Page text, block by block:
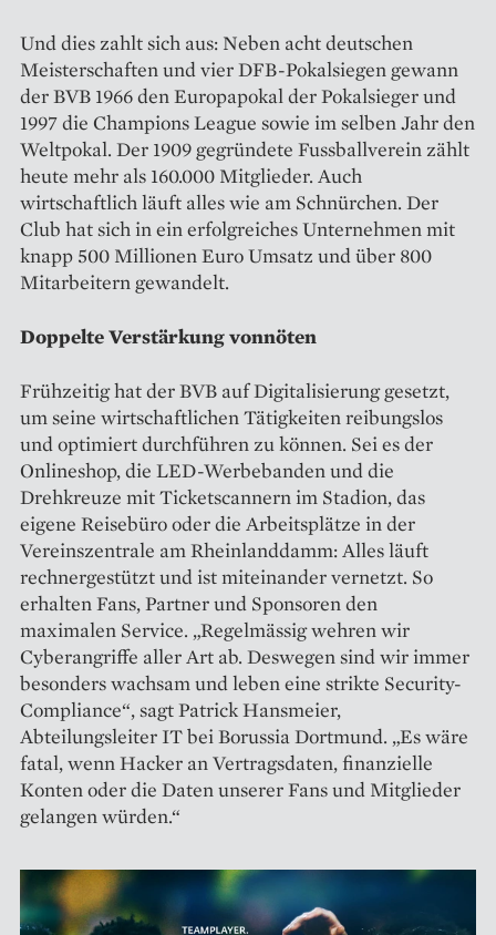
Und dies zahlt sich aus: Neben acht deutschen
Meisterschaften und vier DFB-Pokalsiegen gewann
der BVB 1966 den Europapokal der Pokalsieger und
1997 die Champions League sowie im selben Jahr den
Weltpokal. Der 1909 gegründete Fussballverein zählt
heute mehr als 160.000 Mitglieder. Auch
wirtschaftlich läuft alles wie am Schnürchen. Der
Club hat sich in ein erfolgreiches Unternehmen mit
knapp 500 Millionen Euro Umsatz und über 800
Mitarbeitern gewandelt.
Doppelte Verstärkung vonnöten
Frühzeitig hat der BVB auf Digitalisierung gesetzt,
um seine wirtschaftlichen Tätigkeiten reibungslos
und optimiert durchführen zu können. Sei es der
Onlineshop, die LED-Werbebanden und die
Drehkreuze mit Ticketscannern im Stadion, das
eigene Reisebüro oder die Arbeitsplätze in der
Vereinszentrale am Rheinlanddamm: Alles läuft
rechnergestützt und ist miteinander vernetzt. So
erhalten Fans, Partner und Sponsoren den
maximalen Service. „Regelmässig wehren wir
Cyberangriffe aller Art ab. Deswegen sind wir immer
besonders wachsam und leben eine strikte Security-
Compliance“, sagt Patrick Hansmeier,
Abteilungsleiter IT bei Borussia Dortmund. „Es wäre
fatal, wenn Hacker an Vertragsdaten, finanzielle
Konten oder die Daten unserer Fans und Mitglieder
gelangen würden.“